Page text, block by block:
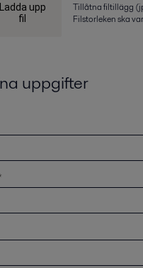
Ladda upp
fil
Tillåtna filtillägg
Filstorleken ska
uppgifter